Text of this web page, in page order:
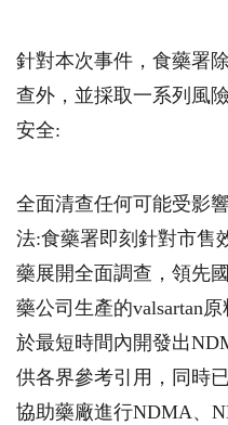
針對本次事件，食藥署
查外，並採取一系列風
安全:
全面清查任何可能受影
法:食藥署即刻針對市售
藥展開全面調查，領先
藥公司生產的valsartan
於最短時間內開發出
供各界參考引用，同時
協助藥廠進行NDMA、